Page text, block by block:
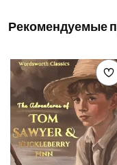
Рекомендуемые